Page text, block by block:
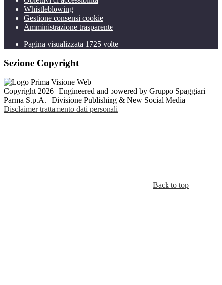
Whistleblowing
Gestione consensi cookie
Amministrazione trasparente
Pagina visualizzata 1725 volte
Sezione Copyright
Copyright 2026 | Engineered and powered by Gruppo Spaggiari
Parma S.p.A. | Divisione Publishing & New Social Media
Disclaimer trattamento dati personali
Back to top